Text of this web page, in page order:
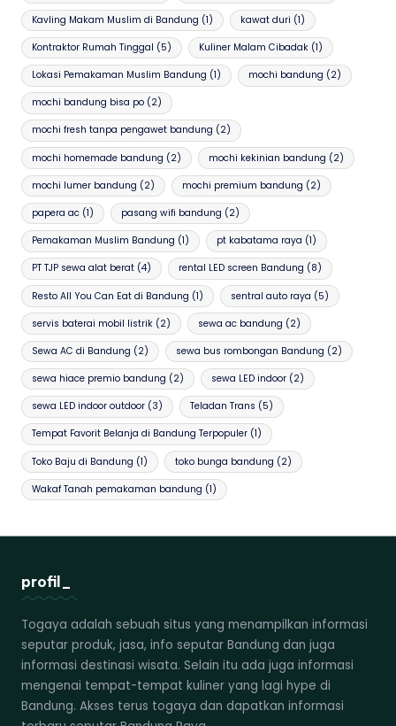
Kavling Makam Muslim di Bandung (1) kawat duri (1)
Kontraktor Rumah Tinggal (5) Kuliner Malam Cibadak(1)
Lokasi Pemakaman Muslim Bandung (1) mochi bandung (2)
mochi bandung bisa po (2)
mochi fresh tanpa pengawet bandung (2)
mochi homemade bandung (2) mochi kekinian bandung (2)
mochi lumer bandung (2) mochi premium bandung (2)
papera ac (1) pasang wifi bandung (2)
Pemakaman Muslim Bandung (1) pt kabatama raya (1)
PT TJP sewa alat berat (4) rental LED screen Bandung (8)
Resto All You Can Eat di Bandung (1) sentral auto raya (5)
servis baterai mobil listrik (2) sewa ac bandung (2)
Sewa AC di Bandung (2) sewa bus rombongan Bandung (2)
sewa hiace premio bandung (2) sewa LED indoor(2)
sewa LED indoor outdoor (3) Teladan Trans (5)
Tempat Favorit Belanja di Bandung Terpopuler (1)
Toko Baju di Bandung (1) toko bunga bandung (2)
Wakaf Tanah pemakaman bandung (1)
profil_
Togaya adalah sebuah situs yang menampilkan informasi
seputar produk, jasa, info seputar Bandung dan juga
informasi destinasi wisata. Selain itu ada juga informasi
mengenai tempat-tempat kuliner yang lagi hype di
Bandung. Akses terus togaya dan dapatkan informasi